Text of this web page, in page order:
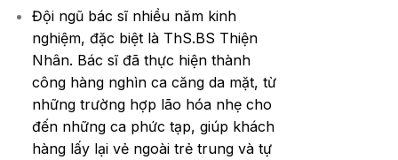
Đội ngũ bác sĩ nhiều năm kinh
nghiệm, đặc biệt là ThS.BS Thiện
Nhân. Bác sĩ đã thực hiện thành
công hàng nghìn ca căng da mặt, từ
những trường hợp lão hóa nhẹ cho
đến những ca phức tạp, giúp khách
hàng lấy lại vẻ ngoài trẻ trung và tự